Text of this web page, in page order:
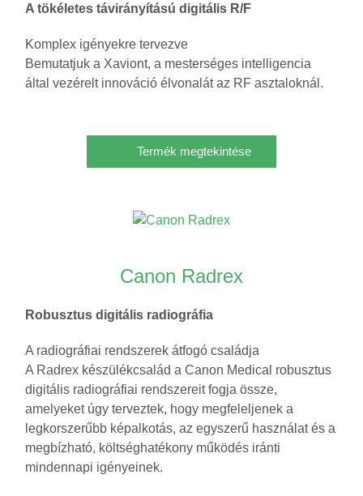
A tökéletes távirányítású digitális R/F
Komplex igényekre tervezve
Bemutatjuk a Xaviont, a mesterséges intelligencia
által vezérelt innováció élvonalát az RF asztaloknál.
Termék megtekintése
Canon Radrex
Robusztus digitális radiográfia
A radiográfiai rendszerek átfogó családja
A Radrex készülékcsalád a Canon Medical robusztus
digitális radiográfiai rendszereit fogja össze,
amelyeket úgy terveztek, hogy megfeleljenek a
legkorszerűbb képalkotás, az egyszerű használat és a
megbízható, költséghatékony működés iránti
mindennapi igényeinek.